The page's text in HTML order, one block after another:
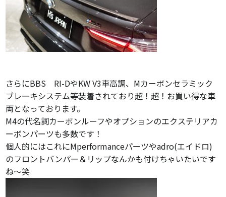
さらにBBS RI-DやKW V3車高調、Mカーボンセラミック
ブレーキシステム等装着されており超！超！お買い得な車
両となっております。
M4の代名詞カーボンルーフやオプションのエクステリアカ
ーボンパーツも多数です！
個人的にはこれにMperformanceパーツやadro(エイドロ)
のフロントバンパー＆リップなんかも付けちゃいたいです
ね～笑